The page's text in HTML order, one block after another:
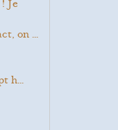
on ...
h...